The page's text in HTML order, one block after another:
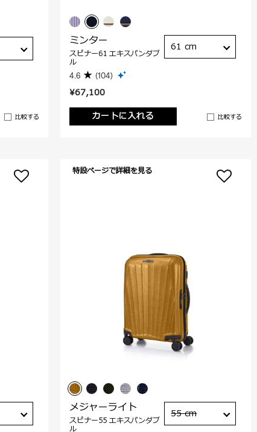
比較する
¥67,100
カートに入れる
比較する
ミンター
スピナー61 エキスパンダブ
ル
4.6 (104)
61 cm
特設ページで詳細を見る
メジャーライト
スピナー55 エキスパンダブ
ル
55 cm